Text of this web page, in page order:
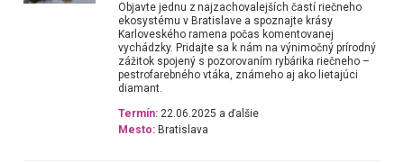
Objavte jednu z najzachovalejších častí riečneho
ekosystému v Bratislave a spoznajte krásy
Karloveského ramena počas komentovanej
vychádzky. Pridajte sa k nám na výnimočný prírodný
zážitok spojený s pozorovaním rybárika riečneho –
pestrofarebného vtáka, známeho aj ako lietajúci
diamant.
Termín: 22.06.2025 a ďalšie
Mesto: Bratislava